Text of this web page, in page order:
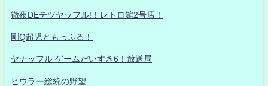
徹夜DEテツヤッフル!！レトロ館2号店！
剛Q超児ともっふる！
ヤナッフル ゲームだいすき6！放送局
ヒウラー総統の野望